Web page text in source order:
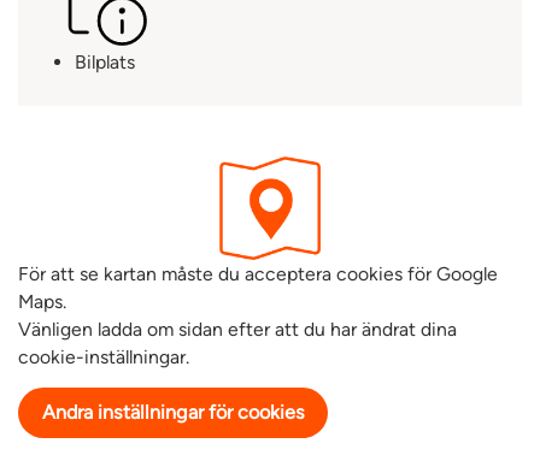
Bilplats
För att se kartan måste du acceptera cookies för Google
Maps.
Vänligen ladda om sidan efter att du har ändrat dina
cookie-inställningar.
Andra inställningar för cookies